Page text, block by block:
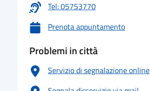
Tel: 05753770
Prenota appuntamento
Problemi in città
Servizio di segnalazione online